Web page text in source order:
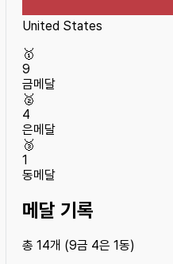
United States
🥇
9
금메달
🥈
4
은메달
🥉
1
동메달
메달 기록
총 14개 (9금 4은 1동)